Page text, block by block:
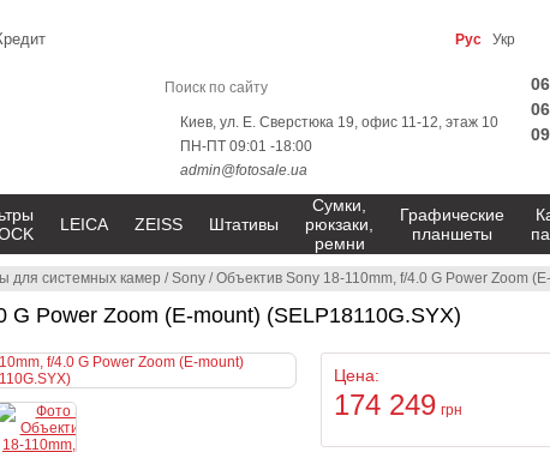
для системных камер /Sony /Объектив Sony 18-110mm, f/4.0 G Power Zoom
G Power Zoom (E-mount) (SELP18110G.SYX)
Цена:
174 249 грн
Рус Укр
Киев, ул. Е. Сверстюка 19, офис 11-12, этаж 10
ПН-ПТ 09:01 -18:00
admin@fotosale.ua
LEICA ZEISS Штативы
Сумки,
рюкзаки,
ремни
Графические
планшеты